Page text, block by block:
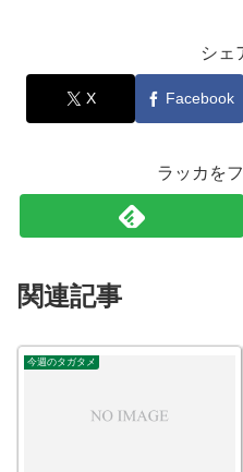
シェ
X Facebook
ラッカを
関連記事
今週のタガタメ